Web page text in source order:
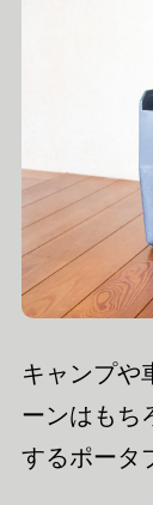
キャンプや
ーンはもち
するポータ